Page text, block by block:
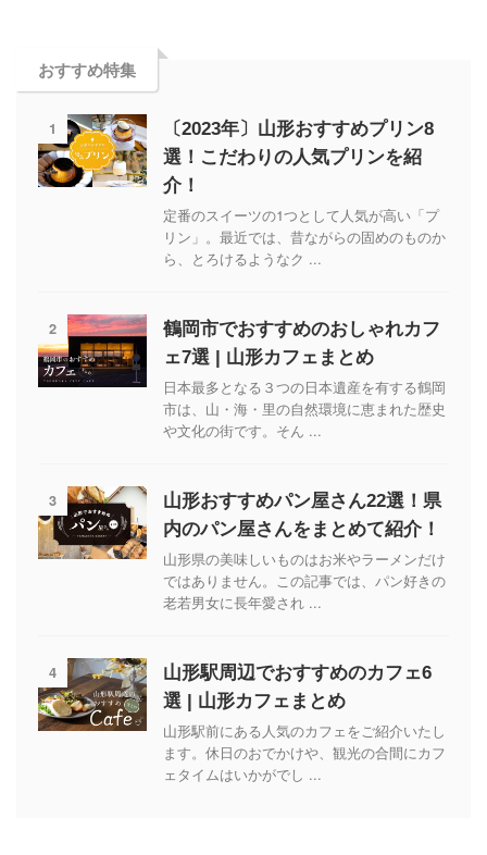
おすすめ特集
1
〔2023年〕山形おすすめプリン8
選！こだわりの人気プリンを紹
介！
定番のスイーツの1つとして人気が高い「プ
リン」。最近では、昔ながらの固めのものか
ら、とろけるようなク ...
2
鶴岡市でおすすめのおしゃれカフ
ェ7選 | 山形カフェまとめ
日本最多となる３つの日本遺産を有する鶴岡
市は、山・海・里の自然環境に恵まれた歴史
や文化の街です。そん ...
3
山形おすすめパン屋さん22選！県
内のパン屋さんをまとめて紹介！
山形県の美味しいものはお米やラーメンだけ
ではありません。この記事では、パン好きの
老若男女に長年愛され ...
4
山形駅周辺でおすすめのカフェ6
選 | 山形カフェまとめ
山形駅前にある人気のカフェをご紹介いたし
ます。休日のおでかけや、観光の合間にカフ
ェタイムはいかがでし ...